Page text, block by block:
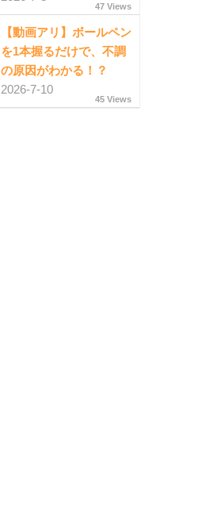
47 Views
【動画アリ】ボールペン
を1本握るだけで、不調
の原因がわかる！？
2026-7-10
45 Views